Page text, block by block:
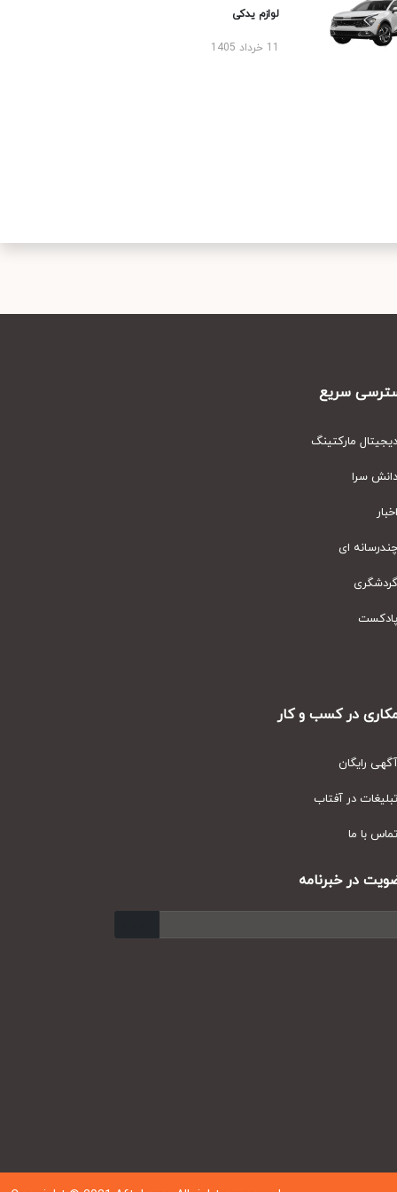
لوازم یدکی
سریع
مارکتینگ
سرا
ای
در کسب و کار
رایگان
در آفتاب
با ما
در خبرنامه